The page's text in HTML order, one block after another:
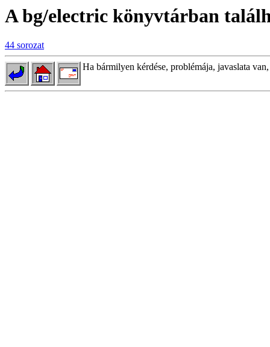
A bg/electric könyvtárban
44 sorozat
Ha bármilyen kérdése, problémája, javaslata